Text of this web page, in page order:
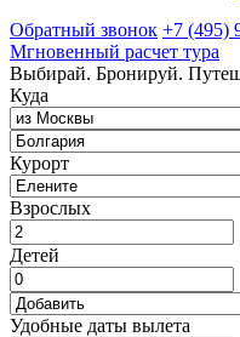
Обратный звонок +7 (495)
Мгновенный расчет тура
Выбирай. Бронируй.
Куда
Курорт
Взрослых
Детей
Удобные даты вылета